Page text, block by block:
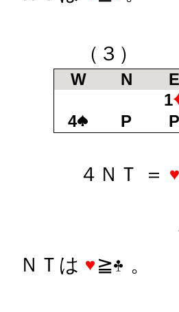
（３）
W N E
1
4
P P
４ＮＴ ＝
すなわ
ＮＴは
≧ 。